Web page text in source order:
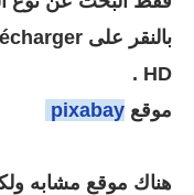
HD .
موقع pixabay
هناك موقع مشابه